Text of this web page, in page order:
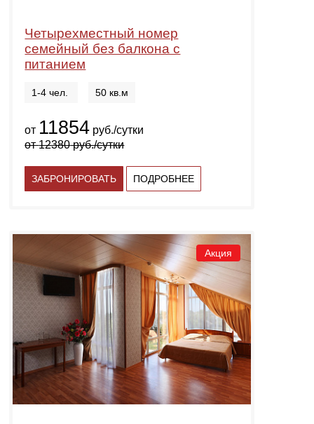
Четырехместный номер
семейный без балкона с
питанием
1-4 чел. 50 кв.м
от 11854 руб./сутки
от12380руб./сутки
ЗАБРОНИРОВАТЬ ПОДРОБНЕЕ
Акция